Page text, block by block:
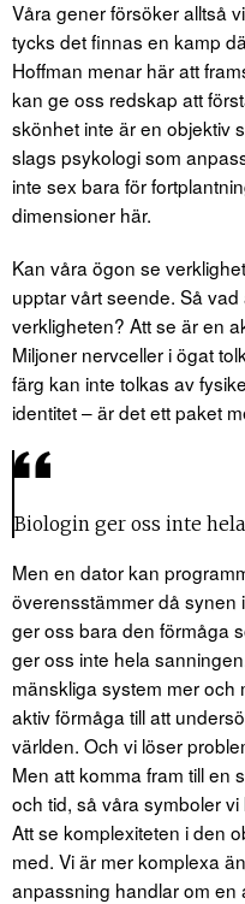
Våra gener försöker alltså
tycks det finnas en kamp
Hoffman menar här att
kan ge oss redskap att
skönhet inte är en objektiv
slags psykologi som
inte sex bara för
dimensioner här.
Kan våra ögon se
upptar vårt seende. Så
verkligheten? Att se är en
Miljoner nervceller i ögat
färg kan inte tolkas av
identitet – är det ett paket
Biologin ger oss inte
Men en dator kan
överensstämmer då synen
ger oss bara den förmåga
ger oss inte hela
mänskliga system mer och
aktiv förmåga till att
världen. Och vi löser
Men att komma fram till en
och tid, så våra symboler
Att se komplexiteten i den
med. Vi är mer komplexa
anpassning handlar om en